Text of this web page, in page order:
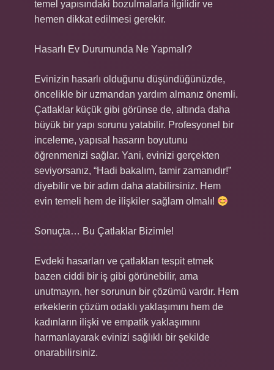
temel yapısındaki bozulmalarla ilgilidir ve
hemen dikkat edilmesi gerekir.
Hasarlı Ev Durumunda Ne Yapmalı?
Evinizin hasarlı olduğunu düşündüğünüzde,
öncelikle bir uzmandan yardım almanız önemli.
Çatlaklar küçük gibi görünse de, altında daha
büyük bir yapı sorunu yatabilir. Profesyonel bir
inceleme, yapısal hasarın boyutunu
öğrenmenizi sağlar. Yani, evinizi gerçekten
seviyorsanız, “Hadi bakalım, tamir zamanıdır!”
diyebilir ve bir adım daha atabilirsiniz. Hem
evin temeli hem de ilişkiler sağlam olmalı!
Sonuçta… Bu Çatlaklar Bizimle!
Evdeki hasarları ve çatlakları tespit etmek
bazen ciddi bir iş gibi görünebilir, ama
unutmayın, her sorunun bir çözümü vardır. Hem
erkeklerin çözüm odaklı yaklaşımını hem de
kadınların ilişki ve empatik yaklaşımını
harmanlayarak evinizi sağlıklı bir şekilde
onarabilirsiniz.